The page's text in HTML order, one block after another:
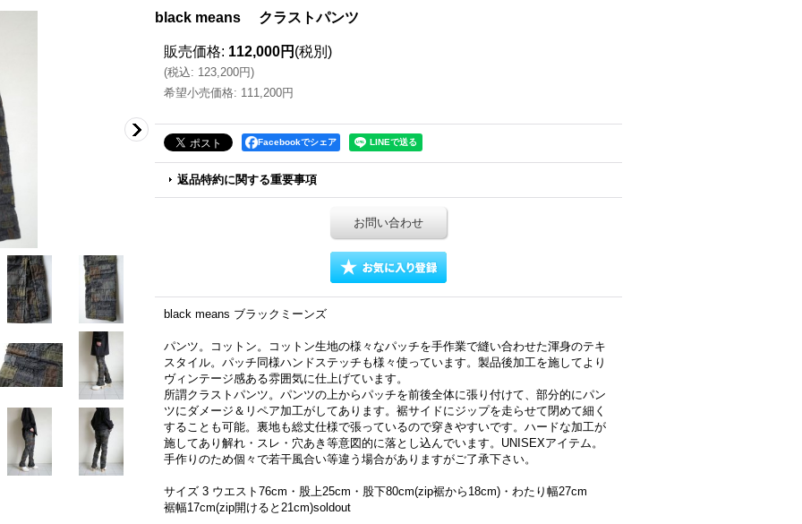
black means クラストパンツ
販売価格: 112,000円 (税別)
(税込: 123,200円)
希望小売価格: 111,200円
Facebookでシェア
返品特約に関する重要事項
お問い合わせ
black means ブラックミーンズ
パンツ。コットン。コットン生地の様々なパッチを手作業で縫い合わせた渾身のテキ
スタイル。パッチ同様ハンドステッチも様々使っています。製品後加工を施してより
ヴィンテージ感ある雰囲気に仕上げています。
所謂クラストパンツ。パンツの上からパッチを前後全体に張り付けて、部分的にパン
ツにダメージ＆リペア加工がしてあります。裾サイドにジップを走らせて閉めて細く
することも可能。裏地も総丈仕様で張っているので穿きやすいです。ハードな加工が
施してあり解れ・スレ・穴あき等意図的に落とし込んでいます。UNISEXアイテム。
手作りのため個々で若干風合い等違う場合がありますがご了承下さい。
サイズ 3 ウエスト76cm・股上25cm・股下80cm(zip裾から18cm)・わたり幅27cm
裾幅17cm(zip開けると21cm)soldout